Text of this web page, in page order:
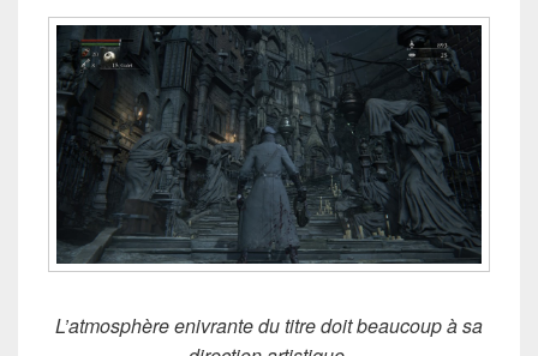
L’atmosphère enivrante du titre doit beaucoup à sa